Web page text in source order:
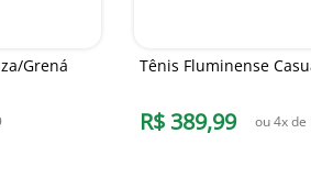
Grená
Tênis Fluminense
R$ 389,99 ou4x de